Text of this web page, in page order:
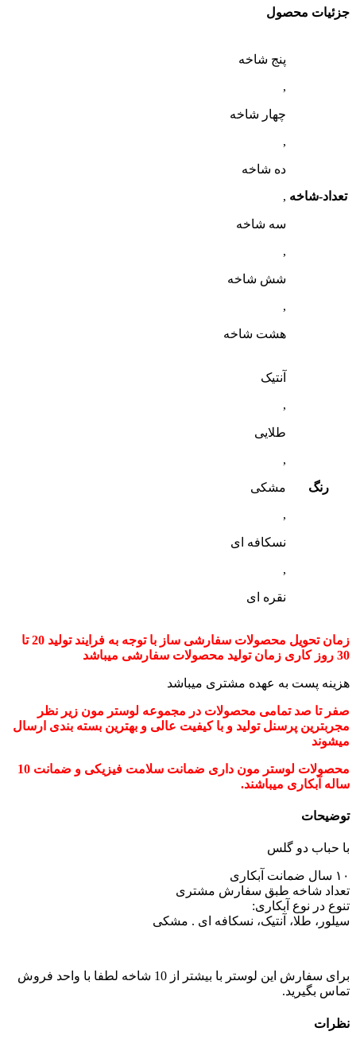
جزئیات محصول
تعداد-شاخه
پنج شاخه
,
چهار شاخه
,
ده شاخه
,
سه شاخه
,
شش شاخه
,
هشت شاخه
رنگ
آنتیک
,
طلایی
,
مشکی
,
نسکافه ای
,
نقره ای
زمان تحویل محصولات سفارشی ساز با توجه به فرایند تولید 20 تا
30 روز کاری زمان تولید محصولات سفارشی میباشد
هزینه پست به عهده مشتری میباشد
صفر تا صد تمامی محصولات در مجموعه لوستر مون زیر نظر
مجربترین پرسنل تولید و با کیفیت عالی و بهترین بسته بندی ارسال
میشوند
محصولات لوستر مون داری ضمانت سلامت فیزیکی و ضمانت 10
ساله آبکاری میباشند.
توضیحات
با حباب دو گلس
١٠ سال ضمانت آبکاری
تعداد شاخه طبق سفارش مشتری
تنوع در نوع آبکاری:
سيلور، طلا، آنتیک، نسكافه ای . مشکی
برای سفارش این لوستر با بیشتر از 10 شاخه لطفا با واحد فروش
تماس بگیرید.
نظرات